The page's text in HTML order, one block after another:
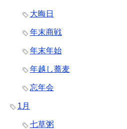
大晦日
年末商戦
年末年始
年越し蕎麦
忘年会
1月
七草粥